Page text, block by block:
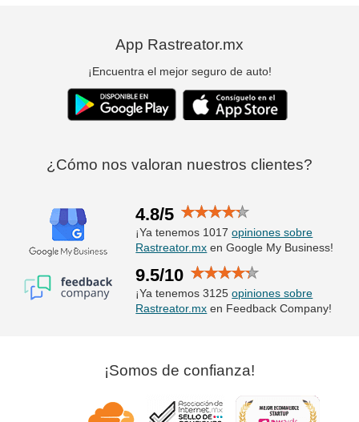
App Rastreator.mx
¡Encuentra el mejor seguro de auto!
¿Cómo nos valoran nuestros clientes?
4.8/5
¡Ya tenemos 1017opiniones sobre
Rastreator.mx en Google My Business!
9.5/10
¡Ya tenemos 3125opiniones sobre
Rastreator.mx en Feedback Company!
¡Somos de confianza!